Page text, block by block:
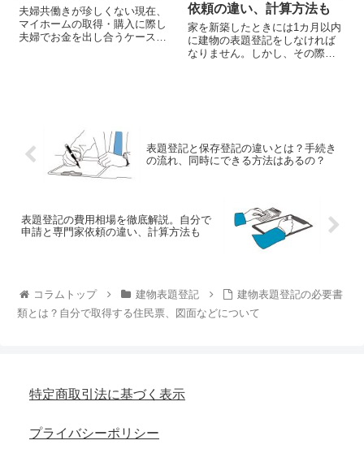
夫婦共働きが珍しくない現在、
マイホームの取得・購入に際し
夫婦でお金を出し合うケースが
き方について見ていきましょう
依頼の違い、計算方法も
家を新築したときには1カ月以内
に建物の表題登記をしなければ
なりません。しかし、その際気
いになるでしょう。表題登記の
費用について詳しくお話しした
いと思います。
表題登記と保存登記の違いとは？手続き
の流れ、同時にできる方法はあるの？
表題登記の費用相場を徹底解説。自分で
申請と専門家依頼の違い、計算方法も
コラムトップ 建物表題登記
建物表題登記の必要書
類とは？自分で取得する住民票、図面などについて
特定商取引法に基づく表示
プライバシーポリシー